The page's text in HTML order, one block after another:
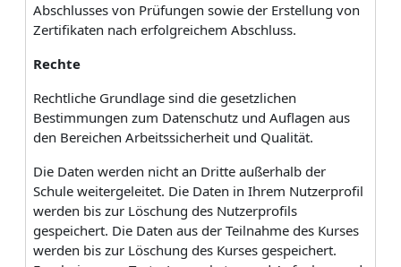
Abschlusses von Prüfungen sowie der Erstellung von
Zertifikaten nach erfolgreichem Abschluss.
Rechte
Rechtliche Grundlage sind die gesetzlichen
Bestimmungen zum Datenschutz und Auflagen aus
den Bereichen Arbeitssicherheit und Qualität.
Die Daten werden nicht an Dritte außerhalb der
Schule weitergeleitet. Die Daten in Ihrem Nutzerprofil
werden bis zur Löschung des Nutzerprofils
gespeichert. Die Daten aus der Teilnahme des Kurses
werden bis zur Löschung des Kurses gespeichert.